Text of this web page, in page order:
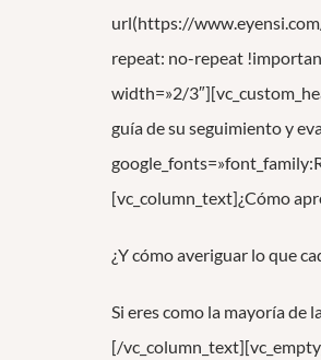
url(https://
repeat: no-repeat
width=»2/
guía de su seguimiento y
[vc_column_text]¿Cómo
¿Y cómo averiguar lo que
Si eres como la mayoría de
[/